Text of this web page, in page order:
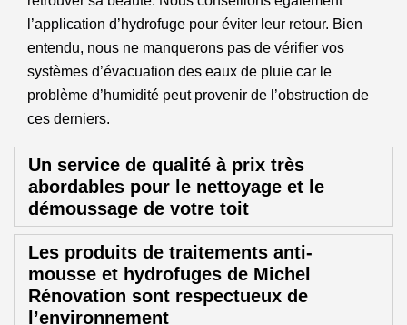
l’application d’hydrofuge pour éviter leur retour. Bien
entendu, nous ne manquerons pas de vérifier vos
systèmes d’évacuation des eaux de pluie car le
problème d’humidité peut provenir de l’obstruction de
ces derniers.
Un service de qualité à prix très
abordables pour le nettoyage et le
démoussage de votre toit
Les produits de traitements anti-
mousse et hydrofuges de Michel
Rénovation sont respectueux de
l’environnement